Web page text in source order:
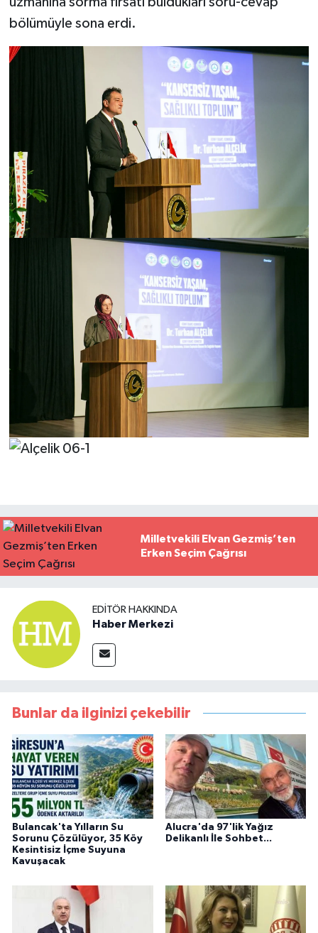
bölümüyle sona erdi.
Milletvekili Elvan Gezmiş’ten
Erken Seçim Çağrısı
EDITÖR HAKKINDA
Haber Merkezi
Bunlar da ilginizi çekebilir
Bulancak'ta Yılların Su
Sorunu Çözülüyor, 35 Köy
Kesintisiz İçme Suyuna
Kavuşacak
Alucra'da 97'lik Yağız
Delikanlı İle Sohbet...